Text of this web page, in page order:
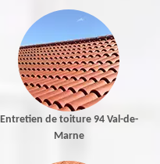
Entretien de toiture 94 Val-de-
Marne